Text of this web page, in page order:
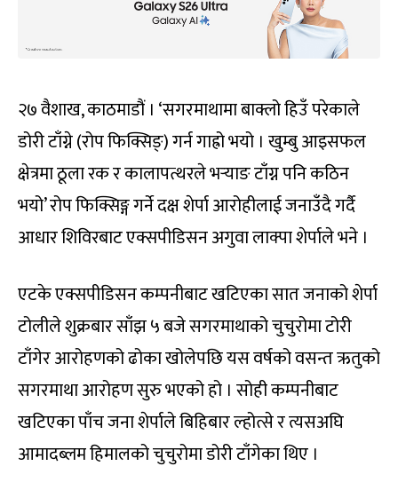
२७ वैशाख, काठमाडौं । ‘सगरमाथामा बाक्लो हिउँ परेकाले
डोरी टाँग्ने (रोप फिक्सिङ्) गर्न गाह्रो भयो । खुम्बु आइसफल
क्षेत्रमा ठूला रक र कालापत्थरले भर्‍याङ टाँग्न पनि कठिन
भयो’ रोप फिक्सिङ्ग गर्ने दक्ष शेर्पा आरोहीलाई जनाउँदै गर्दै
आधार शिविरबाट एक्सपीडिसन अगुवा लाक्पा शेर्पाले भने ।
एटके एक्सपीडिसन कम्पनीबाट खटिएका सात जनाको शेर्पा
टोलीले शुक्रबार साँझ ५ बजे सगरमाथाको चुचुरोमा टोरी
टाँगेर आरोहणको ढोका खोलेपछि यस वर्षको वसन्त ऋतुको
सगरमाथा आरोहण सुरु भएको हो । सोही कम्पनीबाट
खटिएका पाँच जना शेर्पाले बिहिबार ल्होत्से र त्यसअघि
आमादब्लम हिमालको चुचुरोमा डोरी टाँगेका थिए ।